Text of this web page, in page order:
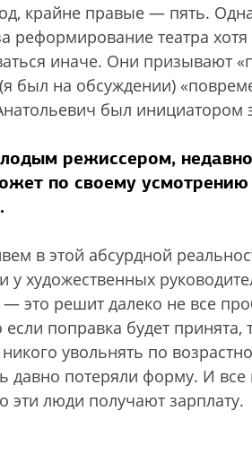
крайне правые — пять.
реформирование театра
иначе. Они призывают
был на обсуждении)
был инициатором
режиссером,
по своему
в этой абсурдной
у художественных
— это решит далеко не все
поправка будет
увольнять по
давно потеряли форму. И все
эти люди получают зарплату.